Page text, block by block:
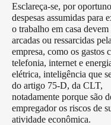
Esclareça-se, por
despesas assumidas para
o trabalho em casa devem
arcadas ou ressarcidas pela
empresa, como os gastos
telefonia, internet e
elétrica, inteligência que
do artigo 75-D, da CLT,
notadamente porque são
empregador os riscos de
atividade econômica.